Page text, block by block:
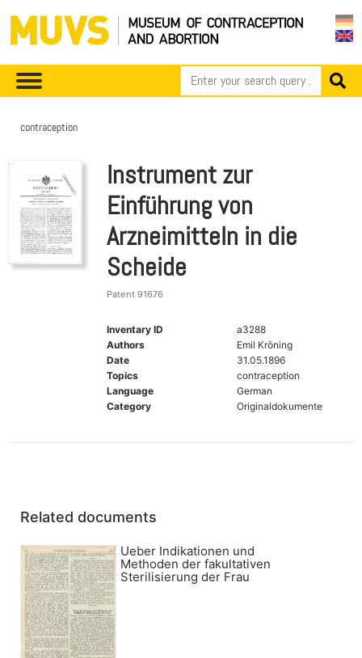
contraception
Instrument zur
Einführung von
Arzneimitteln in die
Scheide
Patent 91676
Inventary ID
a3288
Authors
Emil Kröning
Date
31.05.1896
Topics
contraception
Language
German
Category
Originaldokumente
Related documents
Ueber Indikationen und
Methoden der fakultativen
Sterilisierung der Frau